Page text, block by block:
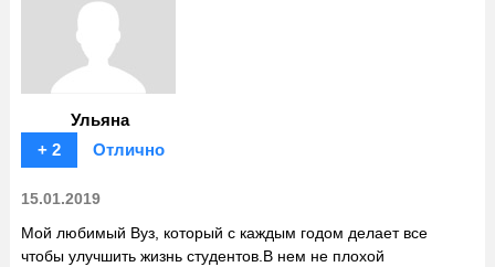
Ульяна
+ 2
Отлично
15.01.2019
Мой любимый Вуз, который с каждым годом делает все
чтобы улучшить жизнь студентов.В нем не плохой